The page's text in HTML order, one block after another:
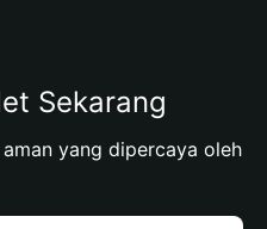
Sekarang
yang dipercaya oleh